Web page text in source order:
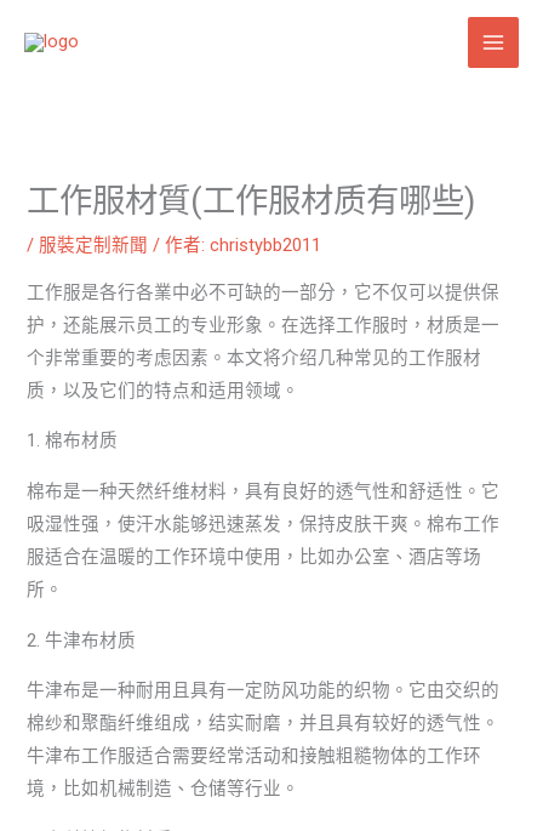
工作服材質(工作服材质有哪些)
/ 服裝定制新聞 / 作者:christybb2011
工作服是各行各業中必不可缺的一部分，它不仅可以提供保
护，还能展示员工的专业形象。在选择工作服时，材质是一
个非常重要的考虑因素。本文将介绍几种常见的工作服材
质，以及它们的特点和适用领域。
1. 棉布材质
棉布是一种天然纤维材料，具有良好的透气性和舒适性。它
吸湿性强，使汗水能够迅速蒸发，保持皮肤干爽。棉布工作
服适合在温暖的工作环境中使用，比如办公室、酒店等场
所。
2. 牛津布材质
牛津布是一种耐用且具有一定防风功能的织物。它由交织的
棉纱和聚酯纤维组成，结实耐磨，并且具有较好的透气性。
牛津布工作服适合需要经常活动和接触粗糙物体的工作环
境，比如机械制造、仓储等行业。